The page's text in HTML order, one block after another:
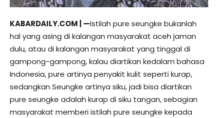
KABARDAILY.COM | —Istilah pure seungke bukanlah
hal yang asing di kalangan masyarakat aceh jaman
dulu, atau di kalangan masyarakat yang tinggal di
gampong-gampong, kalau diartikan kedalam bahasa
Indonesia, pure artinya penyakit kulit seperti kurap,
sedangkan Seungke artinya siku, jadi bisa diartikan
pure seungke adalah kurap di siku tangan, sebagian
masyarakat memberi istilah pure seungke kepada